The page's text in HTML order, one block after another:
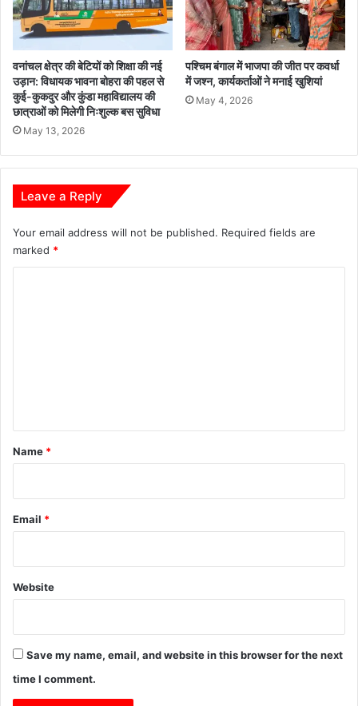
वनांचल क्षेत्र की बेटियों को शिक्षा की नई
उड़ान: विधायक भावना बोहरा की पहल से
कुई-कुकदुर और कुंडा महाविद्यालय की
छात्राओं को मिलेगी निःशुल्क बस सुविधा
May 13, 2026
पश्चिम बंगाल में भाजपा की जीत पर कवर्धा
में जश्न, कार्यकर्ताओं ने मनाई खुशियां
May 4, 2026
Leave a Reply
Your email address will not be published. Required fields are
marked *
*
Name *
Email *
Website
Save my name, email, and website in this browser for the next
time I comment.